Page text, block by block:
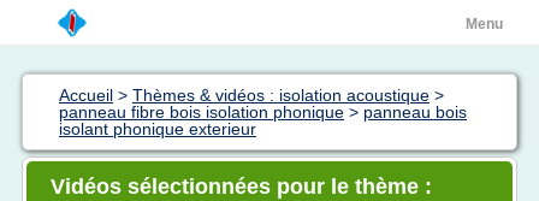
Menu
Accueil > Thèmes & vidéos : isolation acoustique >
panneau fibre bois isolation phonique > panneau bois
isolant phonique exterieur
Vidéos sélectionnées pour le thème :